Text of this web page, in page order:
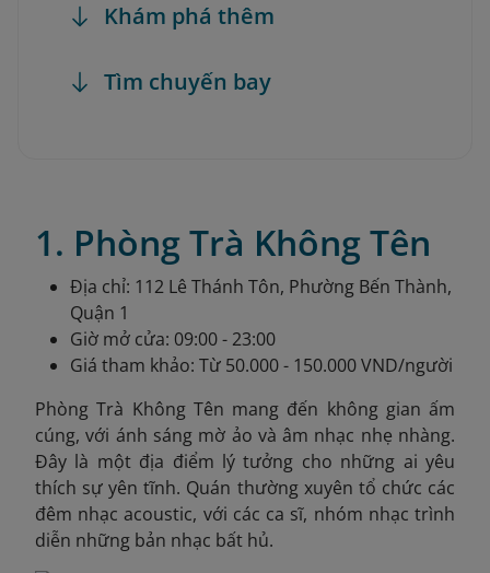
Khám phá thêm
Tìm chuyến bay
1. Phòng Trà Không Tên
Địa chỉ: 112 Lê Thánh Tôn, Phường Bến Thành,
Quận 1
Giờ mở cửa: 09:00 - 23:00
Giá tham khảo: Từ 50.000 - 150.000 VND/người
Phòng Trà Không Tên mang đến không gian ấm
cúng, với ánh sáng mờ ảo và âm nhạc nhẹ nhàng.
Đây là một địa điểm lý tưởng cho những ai yêu
thích sự yên tĩnh. Quán thường xuyên tổ chức các
đêm nhạc acoustic, với các ca sĩ, nhóm nhạc trình
diễn những bản nhạc bất hủ.